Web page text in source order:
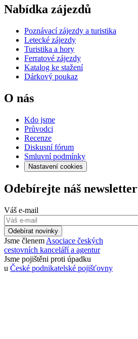
Nabídka zájezdů
Poznávací zájezdy a turistika
Letecké zájezdy
Turistika a hory
Ferratové zájezdy
Katalog ke stažení
Dárkový poukaz
O nás
Kdo jsme
Průvodci
Recenze
Diskusní fórum
Smluvní podmínky
Nastavení cookies
Odebírejte náš newsletter
Váš e-mail
Odebírat novinky
Jsme členem Asociace českých
cestovních kanceláří a agentur
Jsme pojištěni proti úpadku
u České podnikatelské pojišťovny